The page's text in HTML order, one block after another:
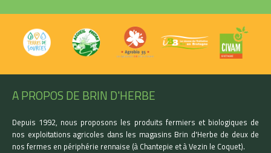
A PROPOS DE BRIN D'HERBE
Depuis 1992, nous proposons les produits fermiers et biologiques de
nos exploitations agricoles dans les magasins Brin d'Herbe de deux de
nos fermes en périphérie rennaise (à Chantepie et à Vezin le Coquet).